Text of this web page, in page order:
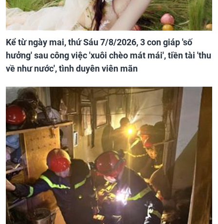
Kể từ ngày mai, thứ Sáu 7/8/2026, 3 con giáp 'số
hưởng' sau công việc 'xuôi chèo mát mái', tiền tài 'thu
về như nước', tình duyên viên mãn